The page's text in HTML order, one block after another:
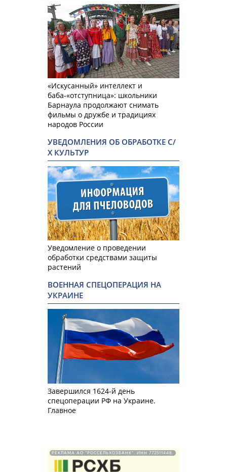
«Искусанный» интеллект и
баба-«отступница»: школьники
Барнаула продолжают снимать
фильмы о дружбе и традициях
народов России
УВЕДОМЛЕНИЯ ОБ ОБРАБОТКЕ С/
Х КУЛЬТУР
Уведомление о проведении
обработки средствами защиты
растений
ВОЕННАЯ СПЕЦОПЕРАЦИЯ НА
УКРАИНЕ
Завершился 1624-й день
спецоперации РФ на Украине.
Главное
РЕКЛАМА АО "РОССЕЛЬХОЗБАНК". ИНН 772511448.